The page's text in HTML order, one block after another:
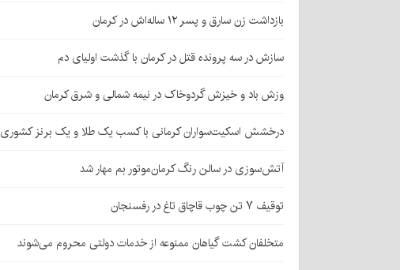
بازداشت زن سارق و پسر ۱۲ ساله‌اش در کرمان
سازش در سه پرونده قتل در کرمان با گذشت اولیای دم
وزش باد و خیزش گردوخاک در نیمه شمالی و شرق کرمان
درخشش اسکیت‌سواران کرمانی با کسب یک طلا و یک برنز کشوری
آتش‌سوزی در سالن رنگ کرمان‌موتور بم مهار شد
توقیف ۷ تن چوب قاچاق تاغ در رفسنجان
متخلفان کشت گیاهان ممنوعه از خدمات دولتی محروم می‌شوند